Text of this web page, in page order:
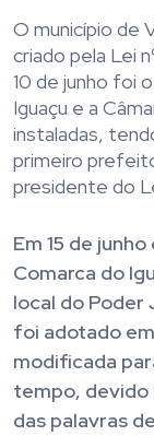
O município de
criado pela Lei
10 de junho foi
Iguaçu e a
instaladas,
primeiro
presidente do
Em 15 de
Comarca do
local do Poder
foi adotado
modificada
tempo, devido
das palavras